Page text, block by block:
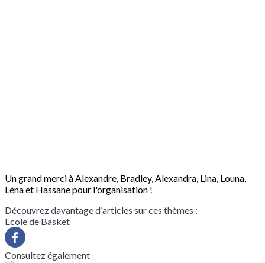
Un grand merci à Alexandre, Bradley, Alexandra, Lina, Louna,
Léna et Hassane pour l'organisation !
Découvrez davantage d'articles sur ces thèmes :
Ecole de Basket
Consultez également